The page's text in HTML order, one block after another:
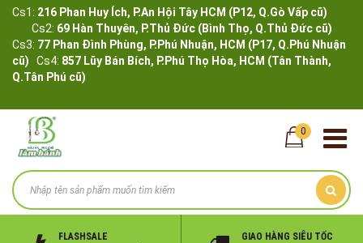
Cs1: 216 Phan Huy Ích, P.An Hội Tây HCM (P12, Q.Gò Vấp cũ)
Cs2: 69 Hàn Thuyên, P.Thủ Đức (Bình Thọ, Q.Thủ Đức cũ)
Cs3: 77 Phan Đình Phùng, P.Phú Nhuận, HCM (P17, Q.Phú Nhuận
cũ) Cs4: 857 Lũy Bán Bích, P.Phú Thọ Hòa, HCM (Tân Thành,
Q.Tân Phú cũ)
0
FLASHSALE
GIAO HÀNG SIÊU TỐC